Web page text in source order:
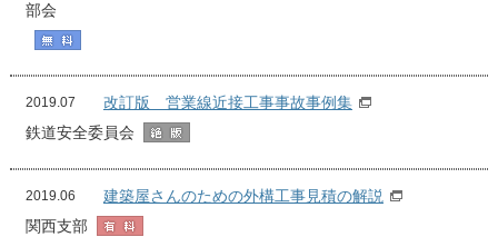
部会
2019.07
改訂版 営業線近接工事事故事例集
鉄道安全委員会
2019.06
建築屋さんのための外構工事見積の解説
関西支部